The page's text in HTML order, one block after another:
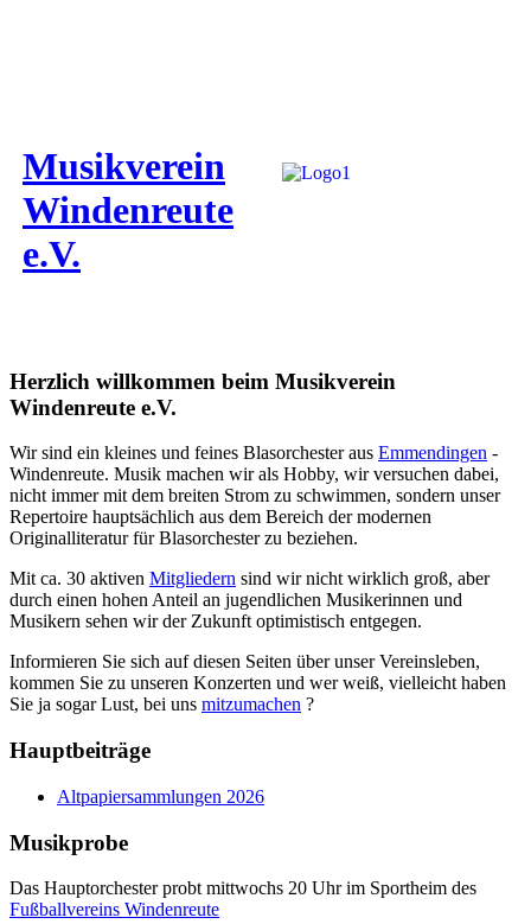
Musikverein
Windenreute
e.V.
Herzlich willkommen beim Musikverein
Windenreute e.V.
Wir sind ein kleines und feines Blasorchester aus Emmendingen -
Windenreute. Musik machen wir als Hobby, wir versuchen dabei,
nicht immer mit dem breiten Strom zu schwimmen, sondern unser
Repertoire hauptsächlich aus dem Bereich der modernen
Originalliteratur für Blasorchester zu beziehen.
Mit ca. 30 aktiven Mitgliedern sind wir nicht wirklich groß, aber
durch einen hohen Anteil an jugendlichen Musikerinnen und
Musikern sehen wir der Zukunft optimistisch entgegen.
Informieren Sie sich auf diesen Seiten über unser Vereinsleben,
kommen Sie zu unseren Konzerten und wer weiß, vielleicht haben
Sie ja sogar Lust, bei uns mitzumachen ?
Hauptbeiträge
Altpapiersammlungen 2026
Musikprobe
Das Hauptorchester probt mittwochs 20 Uhr im Sportheim des
Fußballvereins Windenreute